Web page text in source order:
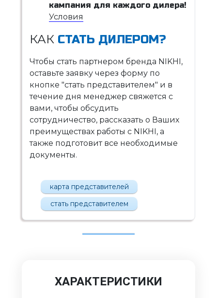
кампания для каждого дилера!
Условия
КАК СТАТЬ ДИЛЕРОМ?
Чтобы стать партнером бренда NIKHI,
оставьте заявку через форму по
кнопке "стать представителем" и в
течение дня менеджер свяжется с
вами, чтобы обсудить
сотрудничество, рассказать о Ваших
преимуществах работы с NIKHI, а
также подготовит все необходимые
документы.
карта представителей
стать представителем
ХАРАКТЕРИСТИКИ